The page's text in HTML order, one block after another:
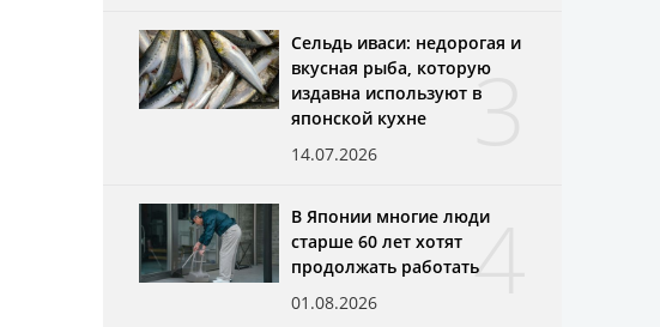
3
Сельдь иваси: недорогая и
вкусная рыба, которую
издавна используют в
японской кухне
14.07.2026
4
В Японии многие люди
старше 60 лет хотят
продолжать работать
01.08.2026